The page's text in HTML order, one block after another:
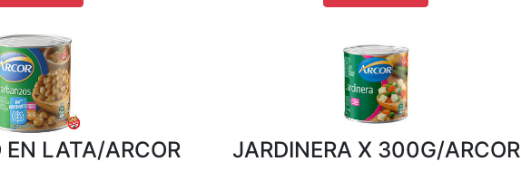
EN LATA/ARCOR JARDINERA X 300G/ARCOR